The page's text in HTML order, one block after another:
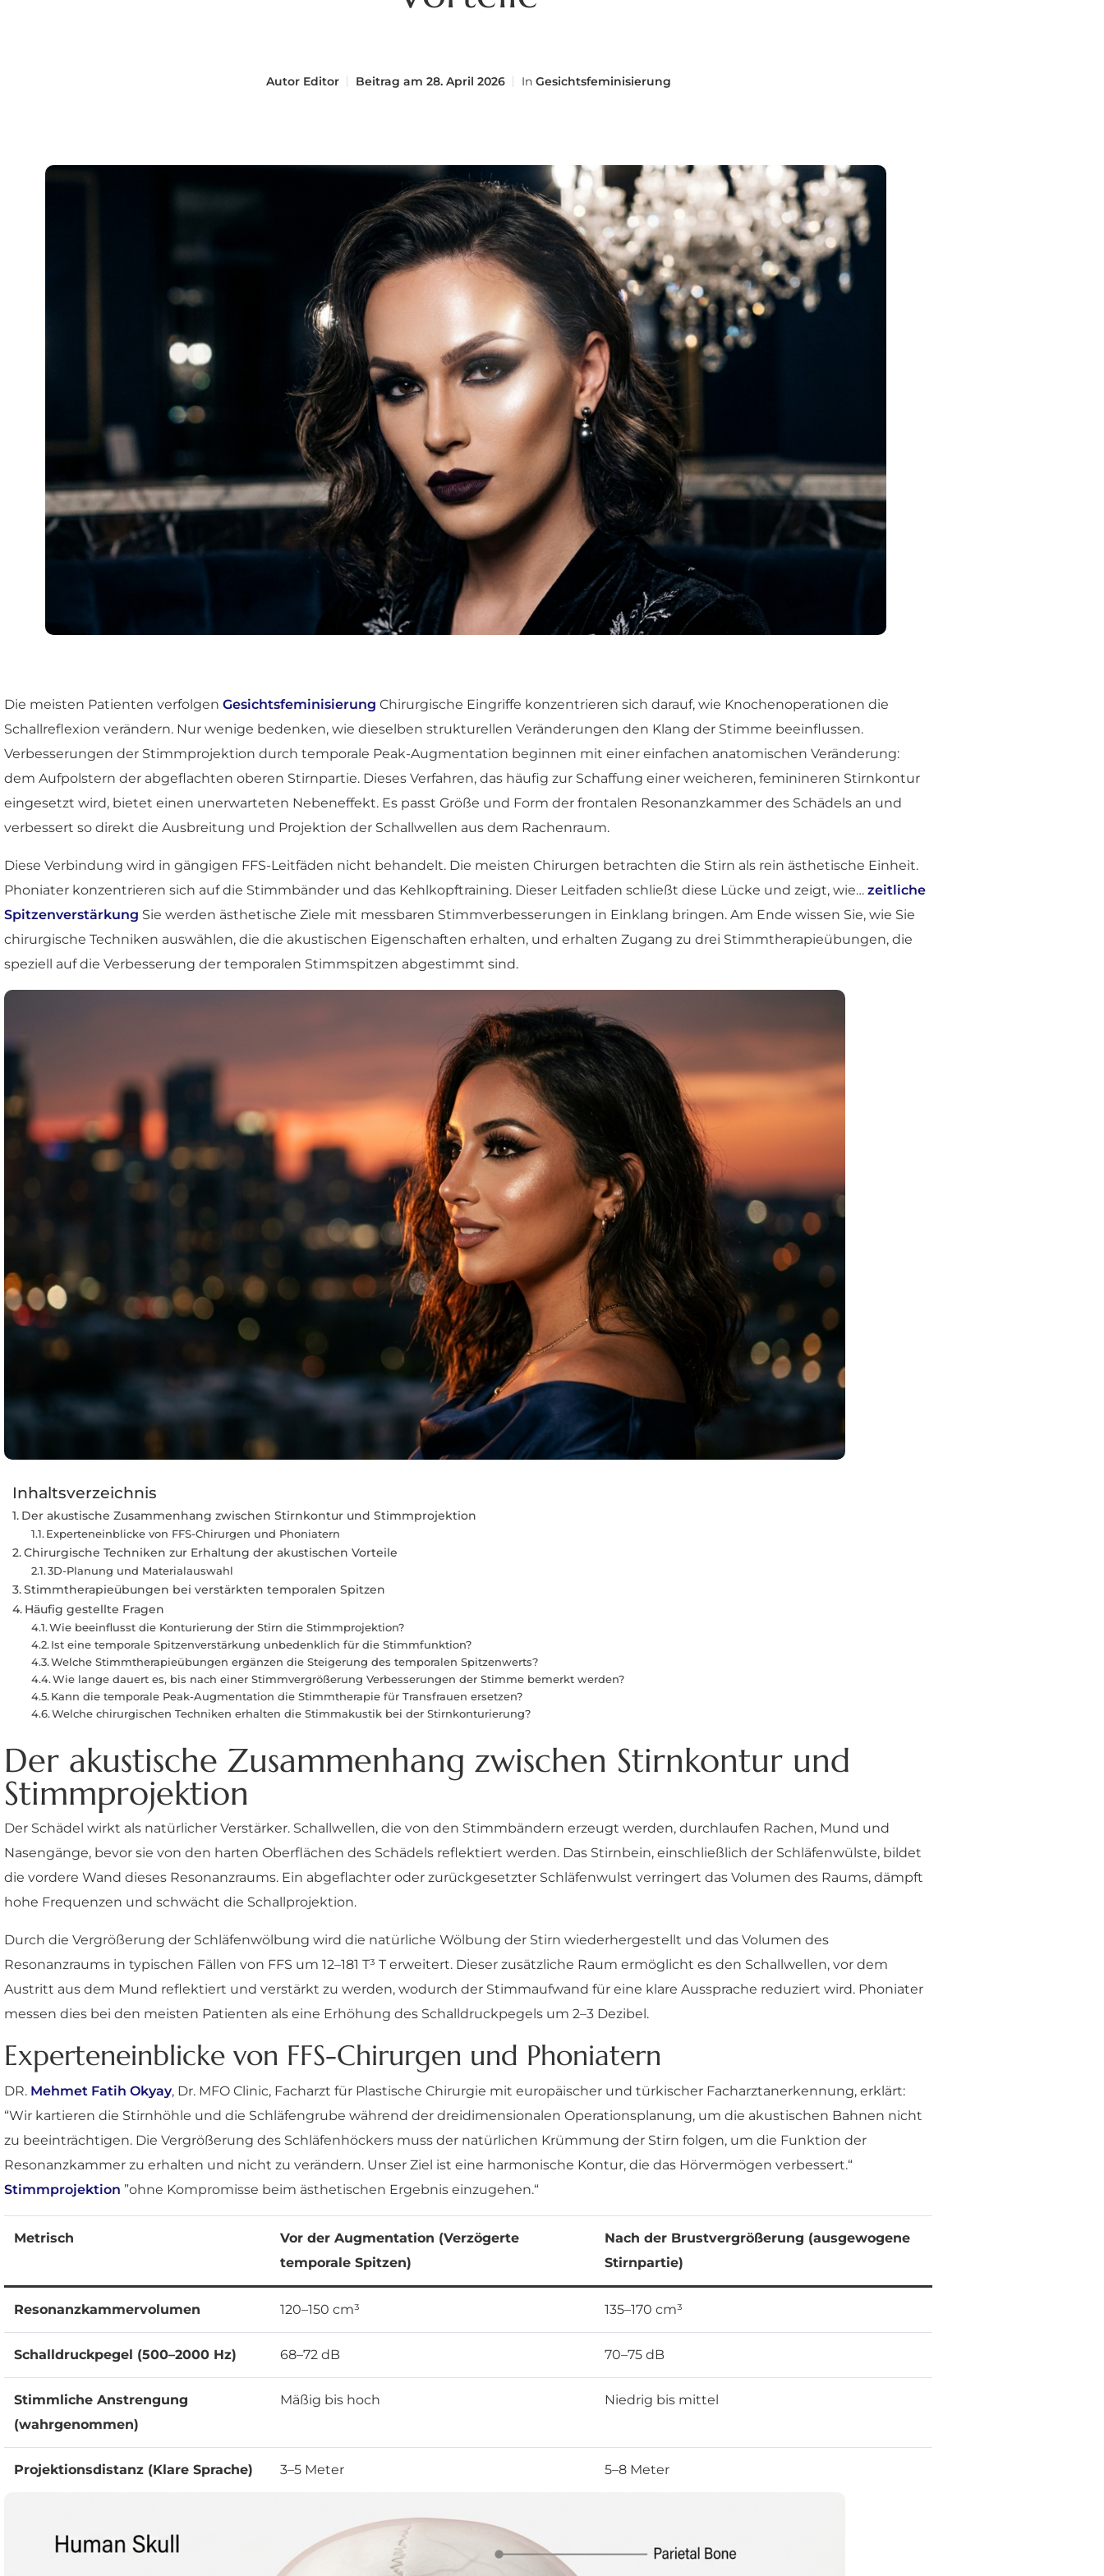
AutorEditor Beitrag am 28. April 2026 In Gesichtsfeminisierung
Die meisten Patienten verfolgen Gesichtsfeminisierung Chirurgische Eingriffe konzentrieren sich darauf, wie Knochenoperationen die
Schallreflexion verändern. Nur wenige bedenken, wie dieselben strukturellen Veränderungen den Klang der Stimme beeinflussen.
Verbesserungen der Stimmprojektion durch temporale Peak-Augmentation beginnen mit einer einfachen anatomischen Veränderung:
dem Aufpolstern der abgeflachten oberen Stirnpartie. Dieses Verfahren, das häufig zur Schaffung einer weicheren, feminineren Stirnkontur
eingesetzt wird, bietet einen unerwarteten Nebeneffekt. Es passt Größe und Form der frontalen Resonanzkammer des Schädels an und
verbessert so direkt die Ausbreitung und Projektion der Schallwellen aus dem Rachenraum.
Diese Verbindung wird in gängigen FFS-Leitfäden nicht behandelt. Die meisten Chirurgen betrachten die Stirn als rein ästhetische Einheit.
Phoniater konzentrieren sich auf die Stimmbänder und das Kehlkopftraining. Dieser Leitfaden schließt diese Lücke und zeigt, wie… zeitliche
Spitzenverstärkung Sie werden ästhetische Ziele mit messbaren Stimmverbesserungen in Einklang bringen. Am Ende wissen Sie, wie Sie
chirurgische Techniken auswählen, die die akustischen Eigenschaften erhalten, und erhalten Zugang zu drei Stimmtherapieübungen, die
speziell auf die Verbesserung der temporalen Stimmspitzen abgestimmt sind.
Inhaltsverzeichnis
Der akustische Zusammenhang zwischen Stirnkontur und Stimmprojektion
Experteneinblicke von FFS-Chirurgen und Phoniatern
Chirurgische Techniken zur Erhaltung der akustischen Vorteile
3D-Planung und Materialauswahl
Stimmtherapieübungen bei verstärkten temporalen Spitzen
Häufig gestellte Fragen
Wie beeinflusst die Konturierung der Stirn die Stimmprojektion?
Ist eine temporale Spitzenverstärkung unbedenklich für die Stimmfunktion?
Welche Stimmtherapieübungen ergänzen die Steigerung des temporalen Spitzenwerts?
Wie lange dauert es, bis nach einer Stimmvergrößerung Verbesserungen der Stimme bemerkt werden?
Kann die temporale Peak-Augmentation die Stimmtherapie für Transfrauen ersetzen?
Welche chirurgischen Techniken erhalten die Stimmakustik bei der Stirnkonturierung?
Der akustische Zusammenhang zwischen Stirnkontur und
Stimmprojektion
Der Schädel wirkt als natürlicher Verstärker. Schallwellen, die von den Stimmbändern erzeugt werden, durchlaufen Rachen, Mund und
Nasengänge, bevor sie von den harten Oberflächen des Schädels reflektiert werden. Das Stirnbein, einschließlich der Schläfenwülste, bildet
die vordere Wand dieses Resonanzraums. Ein abgeflachter oder zurückgesetzter Schläfenwulst verringert das Volumen des Raums, dämpft
hohe Frequenzen und schwächt die Schallprojektion.
Durch die Vergrößerung der Schläfenwölbung wird die natürliche Wölbung der Stirn wiederhergestellt und das Volumen des
Resonanzraums in typischen Fällen von FFS um 12–181 T³ T erweitert. Dieser zusätzliche Raum ermöglicht es den Schallwellen, vor dem
Austritt aus dem Mund reflektiert und verstärkt zu werden, wodurch der Stimmaufwand für eine klare Aussprache reduziert wird. Phoniater
messen dies bei den meisten Patienten als eine Erhöhung des Schalldruckpegels um 2–3 Dezibel.
Experteneinblicke von FFS-Chirurgen und Phoniatern
DR. Mehmet Fatih Okyay, Dr. MFO Clinic, Facharzt für Plastische Chirurgie mit europäischer und türkischer Facharztanerkennung, erklärt:
“Wir kartieren die Stirnhöhle und die Schläfengrube während der dreidimensionalen Operationsplanung, um die akustischen Bahnen nicht
zu beeinträchtigen. Die Vergrößerung des Schläfenhöckers muss der natürlichen Krümmung der Stirn folgen, um die Funktion der
Resonanzkammer zu erhalten und nicht zu verändern. Unser Ziel ist eine harmonische Kontur, die das Hörvermögen verbessert.“
Stimmprojektion ”ohne Kompromisse beim ästhetischen Ergebnis einzugehen.“
Metrisch
Vor der Augmentation (Verzögerte
temporale Spitzen)
Nach der Brustvergrößerung (ausgewogene
Stirnpartie)
Resonanzkammervolumen 120–150 cm³ 135–170 cm³
Schalldruckpegel (500–2000 Hz) 68–72 dB 70–75 dB
Stimmliche Anstrengung
(wahrgenommen)
Mäßig bis hoch Niedrig bis mittel
Projektionsdistanz (Klare Sprache) 3–5 Meter 5–8 Meter